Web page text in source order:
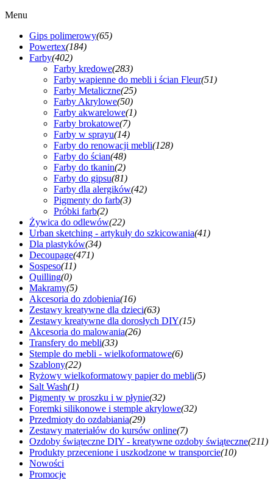
Menu
Gips polimerowy(65)
Powertex(184)
Farby(402)
Farby kredowe(283)
Farby wapienne do mebli i ścian Fleur(51)
Farby Metaliczne(25)
Farby Akrylowe(50)
Farby akwarelowe(1)
Farby brokatowe(7)
Farby w sprayu(14)
Farby do renowacji mebli(128)
Farby do ścian(48)
Farby do tkanin(2)
Farby do gipsu(81)
Farby dla alergików(42)
Pigmenty do farb(3)
Próbki farb(2)
Żywica do odlewów(22)
Urban sketching - artykuły do szkicowania(41)
Dla plastyków(34)
Decoupage(471)
Sospeso(11)
Quilling(0)
Makramy(5)
Akcesoria do zdobienia(16)
Zestawy kreatywne dla dzieci(63)
Zestawy kreatywne dla dorosłych DIY(15)
Akcesoria do malowania(26)
Transfery do mebli(33)
Stemple do mebli - wielkoformatowe(6)
Szablony(22)
Ryżowy wielkoformatowy papier do mebli(5)
Salt Wash(1)
Pigmenty w proszku i w płynie(32)
Foremki silikonowe i stemple akrylowe(32)
Przedmioty do ozdabiania(29)
Zestawy materiałów do kursów online(7)
Ozdoby świąteczne DIY - kreatywne ozdoby świąteczne(211)
Produkty przecenione i uszkodzone w transporcie(10)
Nowości
Promocje